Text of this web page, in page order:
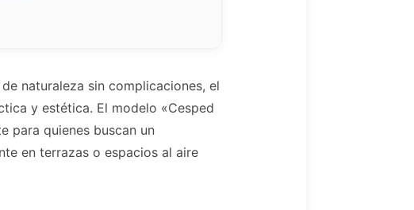
naturaleza sin complicaciones, el
y estética. El modelo «Cesped
para quienes buscan un
en terrazas o espacios al aire